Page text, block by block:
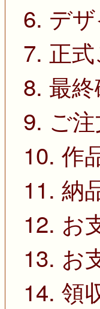
6. デ
7. 正
8. 最
9. ご
10. 作
11. 納
12. お
13. お
14. 領